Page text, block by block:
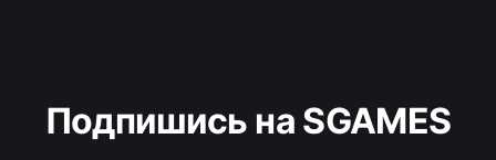
Подпишись на SGAMES